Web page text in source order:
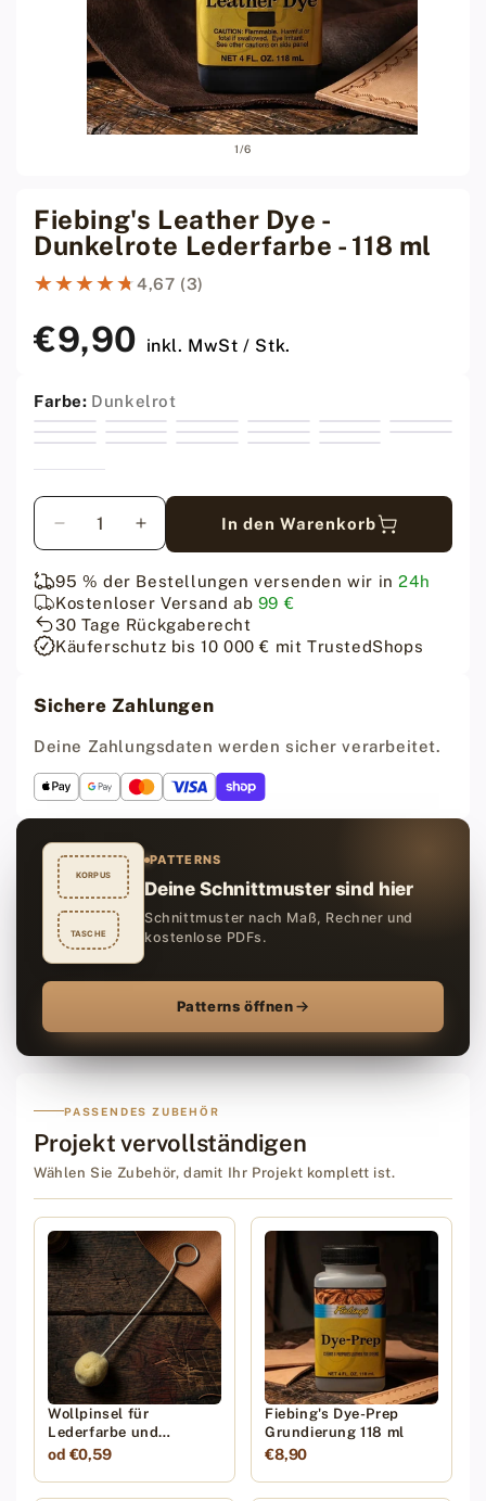
Fenster
öffnen
1/von
6
Fiebing's Leather Dye -
Dunkelrote Lederfarbe - 118 ml
★★★★★
★★★★★4,67 (3)
Regulärer
Preis
€9,90 inkl. MwSt / Stk.
Farbe: Dunkelrot
Menge
Menge
für
Fiebing&#39;s
Leather
Dye
-
-
118
ml
verringern
Menge
für
Fiebing&#39;s
Leather
Dye
-
-
ml
erhöhen
In den Warenkorb
95 % der Bestellungen versenden wir in24h
Kostenloser Versand ab 99 €
30 Tage Rückgaberecht
Käuferschutz bis 10 000 € mit TrustedShops
Sichere Zahlungen
Deine Zahlungsdaten werden sicher verarbeitet.
KORPUS
TASCHE
PATTERNS
Deine Schnittmuster sind hier
Schnittmuster nach Maß, Rechner und
kostenlose PDFs.
Patterns öffnen
PASSENDES ZUBEHÖR
Projekt vervollständigen
Wählen Sie Zubehör, damit Ihr Projekt komplett ist.
Wollpinsel für
Lederfarbe und
Lederchemie
od €0,59
Fiebing's Dye-Prep
Grundierung 118 ml
€8,90